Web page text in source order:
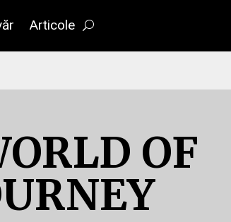
Articole
OF